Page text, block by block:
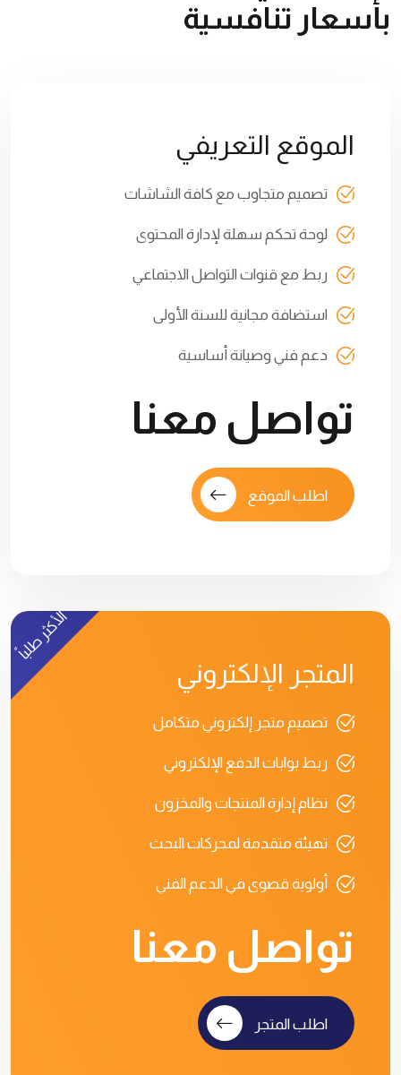
بأسعار تنافسية
الموقع التعريفي
تصميم متجاوب مع كافة الشاشات
لوحة تحكم سهلة لإدارة المحتوى
ربط مع قنوات التواصل الاجتماعي
استضافة مجانية للسنة الأولى
دعم فني وصيانة أساسية
تواصل معنا
اطلب الموقع
الأكثر طلباً
المتجر الإلكتروني
تصميم متجر إلكتروني متكامل
ربط بوابات الدفع الإلكتروني
نظام إدارة المنتجات والمخزون
تهيئة متقدمة لمحركات البحث
أولوية قصوى في الدعم الفني
تواصل معنا
اطلب المتجر